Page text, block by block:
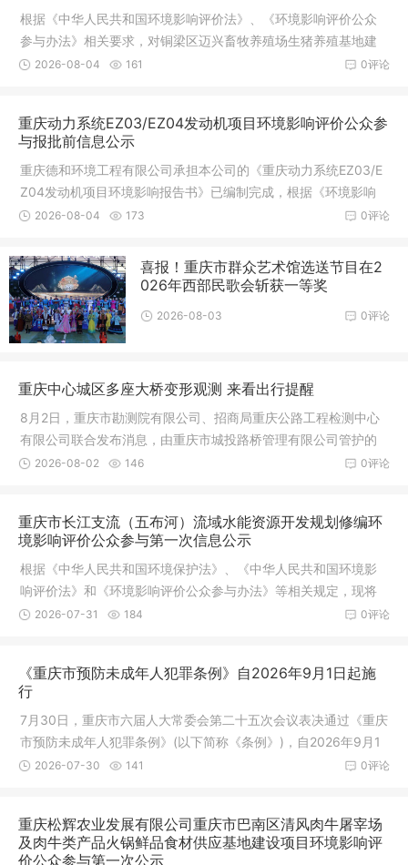
根据《中华人民共和国环境影响评价法》、《环境影响评价公众
参与办法》相关要求，对铜梁区迈兴畜牧养殖场生猪养殖基地建
设项目环
0评论
2026-08-04 161
重庆动力系统EZ03/EZ04发动机项目环境影响评价公众参
与报批前信息公示
重庆德和环境工程有限公司承担本公司的《重庆动力系统EZ03/E
Z04发动机项目环境影响报告书》已编制完成，根据《环境影响
评价公众
0评论
2026-08-04 173
喜报！重庆市群众艺术馆选送节目在2
026年西部民歌会斩获一等奖
0评论
2026-08-03
重庆中心城区多座大桥变形观测 来看出行提醒
8月2日，重庆市勘测院有限公司、招商局重庆公路工程检测中心
有限公司联合发布消息，由重庆市城投路桥管理有限公司管护的
朝天门长
0评论
2026-08-02 146
重庆市长江支流（五布河）流域水能资源开发规划修编环
境影响评价公众参与第一次信息公示
根据《中华人民共和国环境保护法》、《中华人民共和国环境影
响评价法》和《环境影响评价公众参与办法》等相关规定，现将
《重庆市
0评论
2026-07-31 184
《重庆市预防未成年人犯罪条例》自2026年9月1日起施
行
7月30日，重庆市六届人大常委会第二十五次会议表决通过《重庆
市预防未成年人犯罪条例》(以下简称《条例》)，自2026年9月1
日起施
0评论
2026-07-30 141
重庆松辉农业发展有限公司重庆市巴南区清风肉牛屠宰场
及肉牛类产品火锅鲜品食材供应基地建设项目环境影响评
价公众参与第一次公示